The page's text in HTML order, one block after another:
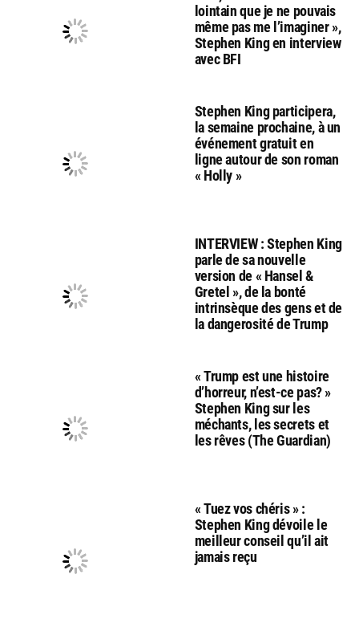
lointain que je ne pouvais
même pas me l’imaginer »,
Stephen King en interview
avec BFI
Stephen King participera,
la semaine prochaine, à un
événement gratuit en
ligne autour de son roman
« Holly »
INTERVIEW : Stephen King
parle de sa nouvelle
version de « Hansel &
Gretel », de la bonté
intrinsèque des gens et de
la dangerosité de Trump
« Trump est une histoire
d’horreur, n’est-ce pas? »
Stephen King sur les
méchants, les secrets et
les rêves (The Guardian)
« Tuez vos chéris » :
Stephen King dévoile le
meilleur conseil qu’il ait
jamais reçu